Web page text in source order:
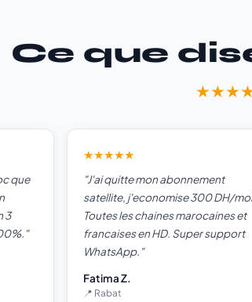
Ce que
que
3
★★★★★
"J'ai quitte mon abonnement
satellite, j'economise 300 DH/
Toutes les chaines marocaines et
francaises en HD. Super support
WhatsApp."
Fatima Z.
📍 Rabat